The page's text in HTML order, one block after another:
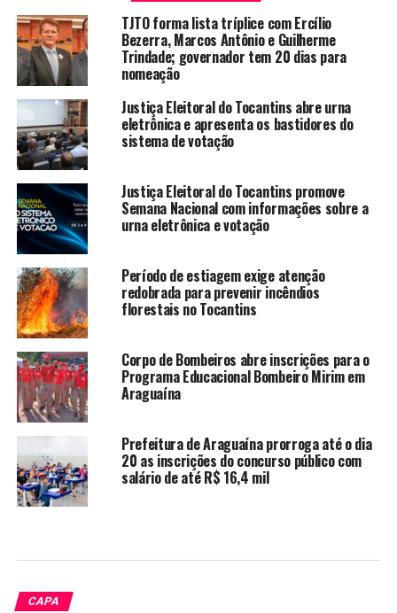
TJTO forma lista tríplice com Ercílio
Bezerra, Marcos Antônio e Guilherme
Trindade; governador tem 20 dias para
nomeação
Justiça Eleitoral do Tocantins abre urna
eletrônica e apresenta os bastidores do
sistema de votação
Justiça Eleitoral do Tocantins promove
Semana Nacional com informações sobre a
urna eletrônica e votação
Período de estiagem exige atenção
redobrada para prevenir incêndios
florestais no Tocantins
Corpo de Bombeiros abre inscrições para o
Programa Educacional Bombeiro Mirim em
Araguaína
Prefeitura de Araguaína prorroga até o dia
20 as inscrições do concurso público com
salário de até R$ 16,4 mil
CAPA